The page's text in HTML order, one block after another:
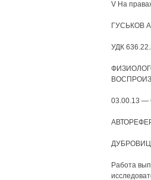
V На
ГУСЬКОВ
УДК
03.00.13
Работа